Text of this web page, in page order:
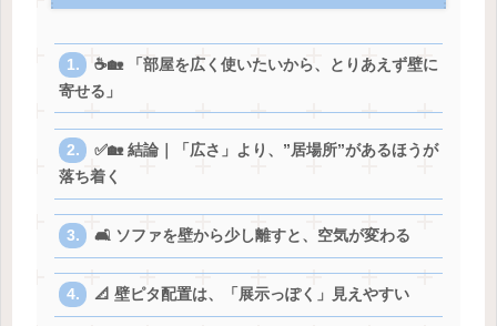
☕️🏡 「部屋を広く使いたいから、とりあえず壁に
寄せる」
✅🏡 結論｜「広さ」より、”居場所”があるほうが
落ち着く
🛋️ ソファを壁から少し離すと、空気が変わる
📐 壁ピタ配置は、「展示っぽく」見えやすい